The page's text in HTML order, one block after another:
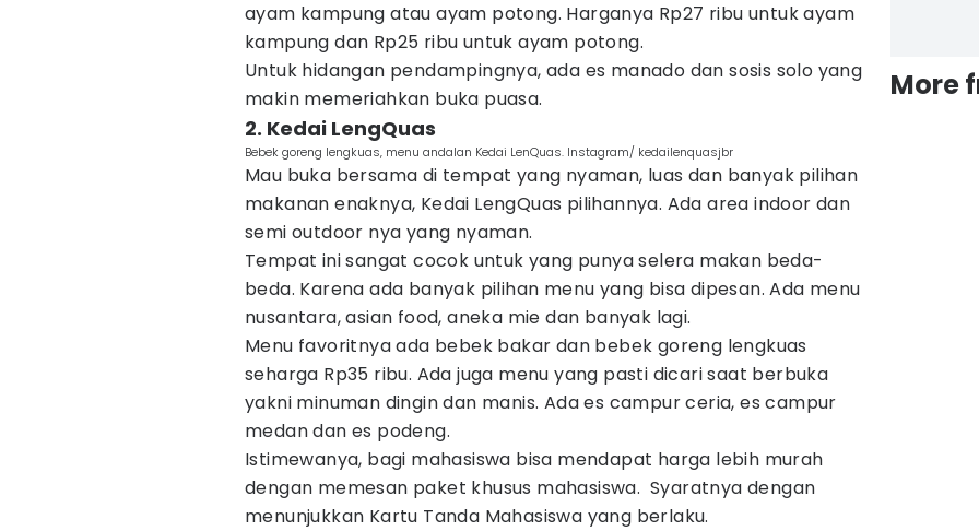
ayam kampung atau ayam potong. Harganya Rp27 ribu untuk ayam
kampung dan Rp25 ribu untuk ayam potong.
Untuk hidangan pendampingnya, ada es manado dan sosis solo yang
makin memeriahkan buka puasa.
2. Kedai LengQuas
Bebek goreng lengkuas, menu andalan Kedai LenQuas. Instagram/ kedailenquasjbr
Mau buka bersama di tempat yang nyaman, luas dan banyak pilihan
makanan enaknya, Kedai LengQuas pilihannya. Ada area indoor dan
semi outdoor nya yang nyaman.
Tempat ini sangat cocok untuk yang punya selera makan beda-
beda. Karena ada banyak pilihan menu yang bisa dipesan. Ada menu
nusantara, asian food, aneka mie dan banyak lagi.
Menu favoritnya ada bebek bakar dan bebek goreng lengkuas
seharga Rp35 ribu. Ada juga menu yang pasti dicari saat berbuka
yakni minuman dingin dan manis. Ada es campur ceria, es campur
medan dan es podeng.
Istimewanya, bagi mahasiswa bisa mendapat harga lebih murah
dengan memesan paket khusus mahasiswa. Syaratnya dengan
menunjukkan Kartu Tanda Mahasiswa yang berlaku.
More